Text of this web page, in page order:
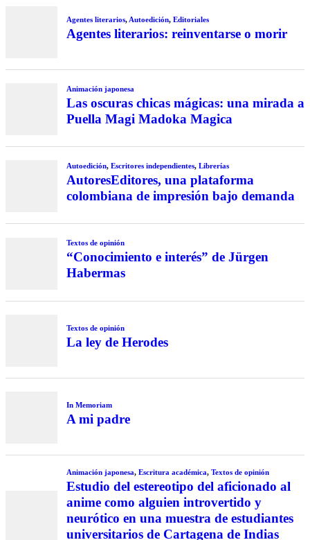
Agentes literarios, Autoedición, Editoriales
Agentes literarios: reinventarse o morir
Animación japonesa
Las oscuras chicas mágicas: una mirada a
Puella Magi Madoka Magica
Autoedición, Escritores independientes, Librerías
AutoresEditores, una plataforma
colombiana de impresión bajo demanda
Textos de opinión
“Conocimiento e interés” de Jürgen
Habermas
Textos de opinión
La ley de Herodes
In Memoriam
A mi padre
Animación japonesa, Escritura académica, Textos de opinión
Estudio del estereotipo del aficionado al
anime como alguien introvertido y
neurótico en una muestra de estudiantes
universitarios de Cartagena de Indias